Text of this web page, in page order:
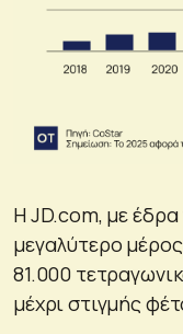
Η JD.com, με έδρα
μεγαλύτερο
81.000
μέχρι στιγμής